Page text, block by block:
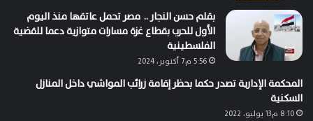
بقلم حسن النجار .. مصر تحمل عاتقها منذ اليوم
الأول للحرب بقطاع غزة مسارات متوازية دعما للقضية
الفلسطينية
5:56 م7 أكتوبر، 2024
المحكمة الإدارية تصدر حكما بحظر إقامة زرائب المواشي داخل المنازل
السكنية
8:10 م13 يوليو، 2022